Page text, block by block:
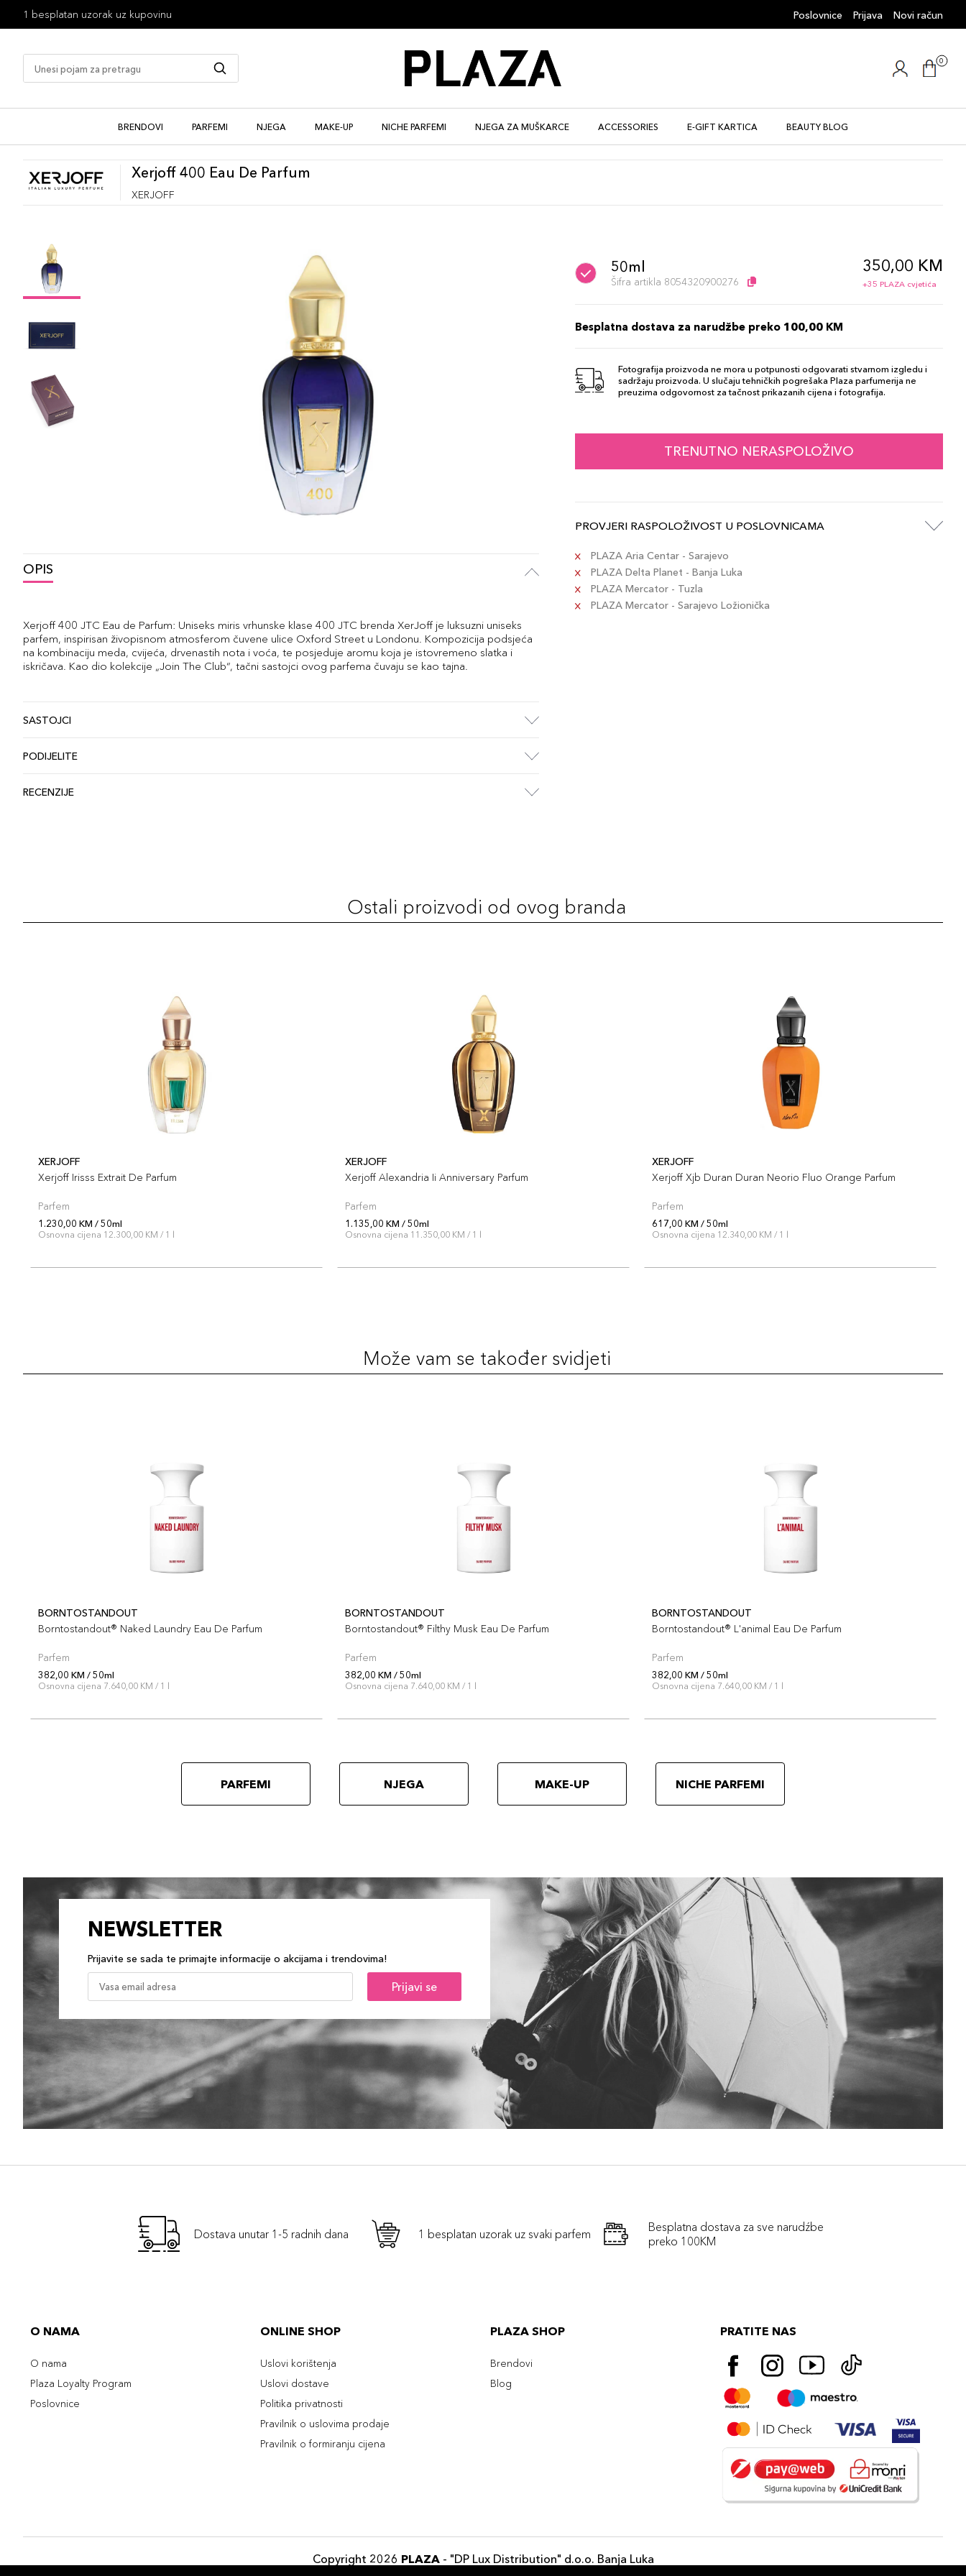
1 besplatan uzorak uz kupovinu Poslovnice Prijava Novi račun
0
BRENDOVI PARFEMI NJEGA MAKE-UP NICHE PARFEMI NJEGA ZA MUŠKARCE ACCESSORIES E-GIFT KARTICA BEAUTY BLOG
Xerjoff 400 Eau De Parfum
XERJOFF
OPIS
Xerjoff 400 JTC Eau de Parfum: Uniseks miris vrhunske klase 400 JTC brenda XerJoff je luksuzni uniseks
parfem, inspirisan živopisnom atmosferom čuvene ulice Oxford Street u Londonu. Kompozicija podsjeća
na kombinaciju meda, cvijeća, drvenastih nota i voća, te posjeduje aromu koja je istovremeno slatka i
iskričava. Kao dio kolekcije „Join The Club“, tačni sastojci ovog parfema čuvaju se kao tajna.
SASTOJCI
PODIJELITE
RECENZIJE
50ml
Šifra artikla 8054320900276
350,00 KM
+35 PLAZA cvjetića
Besplatna dostava za narudžbe preko 100,00 KM
Fotografija proizvoda ne mora u potpunosti odgovarati stvarnom izgledu i
sadržaju proizvoda. U slučaju tehničkih pogrešaka Plaza parfumerija ne
preuzima odgovornost za tačnost prikazanih cijena i fotografija.
TRENUTNO NERASPOLOŽIVO
PROVJERI RASPOLOŽIVOST U POSLOVNICAMA
PLAZA Aria Centar - Sarajevo
PLAZA Delta Planet - Banja Luka
PLAZA Mercator - Tuzla
PLAZA Mercator - Sarajevo Ložionička
Ostali proizvodi od ovog branda
XERJOFF
Xerjoff Irisss Extrait De Parfum
Parfem
1.230,00 KM / 50ml
Osnovna cijena 12.300,00 KM / 1 l
XERJOFF
Xerjoff Alexandria Ii Anniversary Parfum
Parfem
1.135,00 KM / 50ml
Osnovna cijena 11.350,00 KM / 1 l
XERJOFF
Xerjoff Xjb Duran Duran Neorio Fluo Orange Parfum
Parfem
617,00 KM / 50ml
Osnovna cijena 12.340,00 KM / 1 l
Može vam se također svidjeti
BORNTOSTANDOUT
Borntostandout® Naked Laundry Eau De Parfum
Parfem
382,00 KM / 50ml
Osnovna cijena 7.640,00 KM / 1 l
BORNTOSTANDOUT
Borntostandout® Filthy Musk Eau De Parfum
Parfem
382,00 KM / 50ml
Osnovna cijena 7.640,00 KM / 1 l
BORNTOSTANDOUT
Borntostandout® L'animal Eau De Parfum
Parfem
382,00 KM / 50ml
Osnovna cijena 7.640,00 KM / 1 l
PARFEMI NJEGA MAKE-UP NICHE PARFEMI
NEWSLETTER
Prijavite se sada te primajte informacije o akcijama i trendovima!
Prijavi se
Dostava unutar 1-5 radnih dana 1 besplatan uzorak uz svaki parfem
Besplatna dostava za sve narudźbe
preko 100KM
O NAMA
O nama
Plaza Loyalty Program
Poslovnice
ONLINE SHOP
Uslovi korištenja
Uslovi dostave
Politika privatnosti
Pravilnik o uslovima prodaje
Pravilnik o formiranju cijena
PLAZA SHOP
Brendovi
Blog
PRATITE NAS
Copyright 2026 PLAZA- "DP Lux Distribution" d.o.o. Banja Luka